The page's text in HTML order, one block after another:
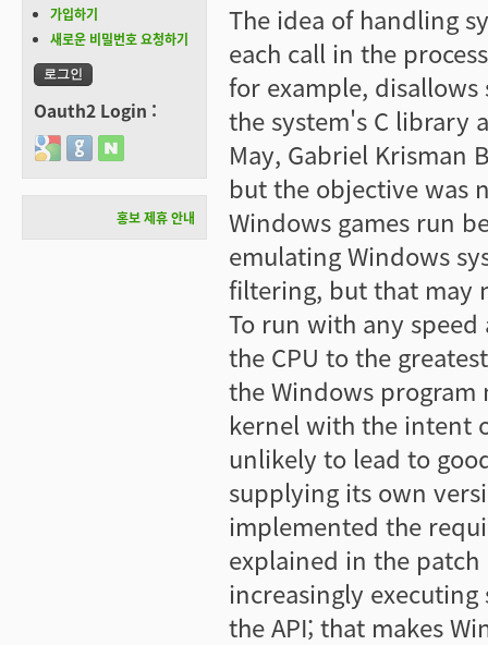
The idea of handling
each call in the
for example,
the system's C library
May, Gabriel Krisman
but the objective was
Windows games run
emulating Windows
filtering, but that may
To run with any
the CPU to the
the Windows program
kernel with the intent
unlikely to lead to
supplying its own
implemented the
explained in the
increasingly
the API; that makes
가입하기
새로운 비밀번호 요청하기
Oauth2 Login :
Login with Google
Login with GitHub
Login with Naver
홍보 제휴 안내